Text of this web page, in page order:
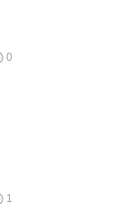
0
1